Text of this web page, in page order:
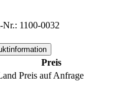
1100-0032
Preis
Preis auf Anfrage